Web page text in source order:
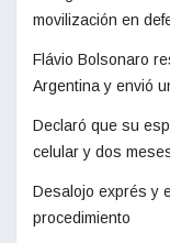
movilización en
Flávio Bolsonaro
Argentina y envió
Declaró que su
celular y dos
Desalojo exprés y
procedimiento